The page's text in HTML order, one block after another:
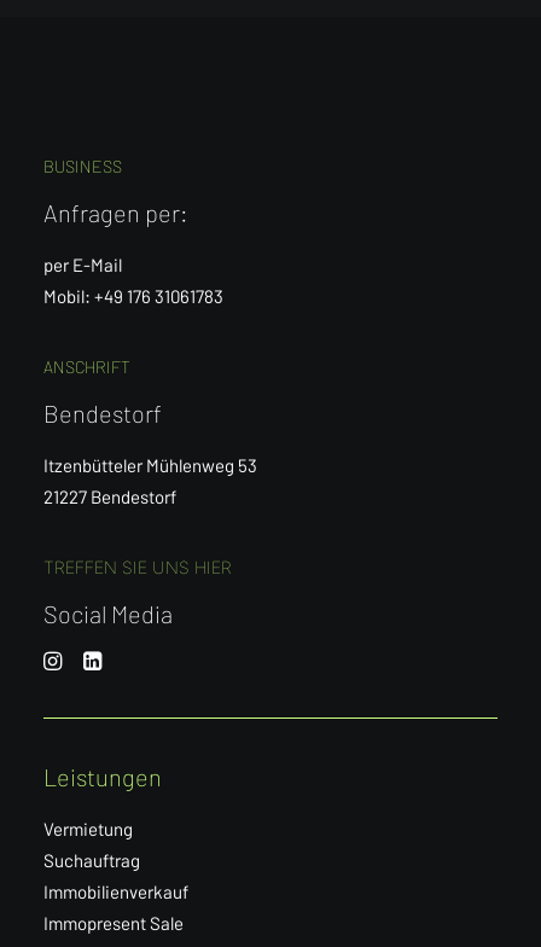
BUSINESS
Anfragen per:
per E-Mail
Mobil: +49 176 31061783
ANSCHRIFT
Bendestorf
Itzenbütteler Mühlenweg 53
21227 Bendestorf
TREFFEN SIE UNS HIER
Social Media
Leistungen
Vermietung
Suchauftrag
Immobilienverkauf
Immopresent Sale